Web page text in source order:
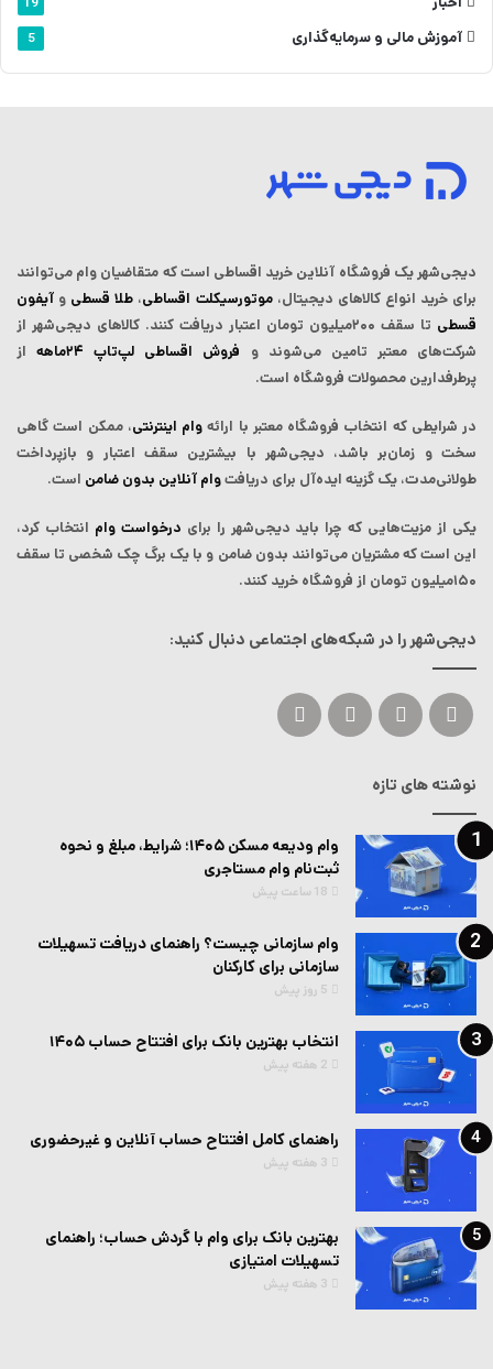
آموزش مالی و سرمایه‌گذاری 5
دیجی‌شهر یک فروشگاه آنلاین خرید اقساطی است که ‌متقاضیان وام می‌توانند
برای خرید انواع کالاهای دیجیتال،موتورسیکلت اقساطی، طلا قسطی و آیفون
قسطی تا سقف ۲۰۰میلیون تومان اعتبار دریافت کنند.
کالاهای دیجی‌شهر از
شرکت‌های معتبر تامین می‌شوند و فروش اقساطی لپ‌تاپ‌ ۲۴ماهه
از
پرطرفدارین محصولات فروشگاه است.
در شرایطی که انتخاب فروشگاه معتبر با ارائه وام اینترنتی، ممکن است گاهی
سخت و زمان‌بر باشد، دیجی‌شهر با بیشترین سقف اعتبار و بازپرداخت
طولانی‌مدت، یک گزینه ایده‌آل برای دریافتوام آنلاین بدون ضامن است.
یکی از مزیت‌هایی که چرا باید دیجی‌شهر را برای درخواست وام انتخاب کرد،
این است که مشتریان می‌توانند بدون ضامن و با یک برگ چک شخصی تا سقف
۱۵۰میلیون تومان از فروشگاه خرید کنند.
دیجی‌شهر را در شبکه‌های اجتماعی دنبال کنید:
ایکس لینکداینیوتیوباینستاگرام
نوشته های تازه
وام ودیعه مسکن ۱۴۰۵؛ شرایط، مبلغ و نحوه
ثبت‌نام وام مستاجری
18 ساعت پیش
وام سازمانی چیست؟ راهنمای دریافت تسهیلات
سازمانی برای کارکنان
5 روز پیش
انتخاب بهترین بانک برای افتتاح حساب ۱۴۰۵
2 هفته پیش
راهنمای کامل افتتاح حساب آنلاین و غیرحضوری
3 هفته پیش
بهترین بانک برای وام با گردش حساب؛ راهنمای
تسهیلات امتیازی
3 هفته پیش